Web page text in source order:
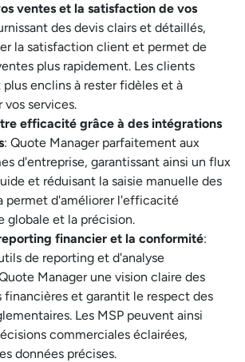
ventes et la satisfaction de vos
des devis clairs et détaillés,
la satisfaction client et permet de
plus rapidement. Les clients
enclins à rester fidèles et à
vos services.
efficacité grâce à des intégrations
: Quote Manager parfaitement aux
d'entreprise, garantissant ainsi un flux
et réduisant la saisie manuelle des
permet d'améliorer l'efficacité
globale et la précision.
financier et la conformité:
de reporting et d'analyse
Manager une vision claire des
financières et garantit le respect des
Les MSP peuvent ainsi
commerciales éclairées,
données précises.